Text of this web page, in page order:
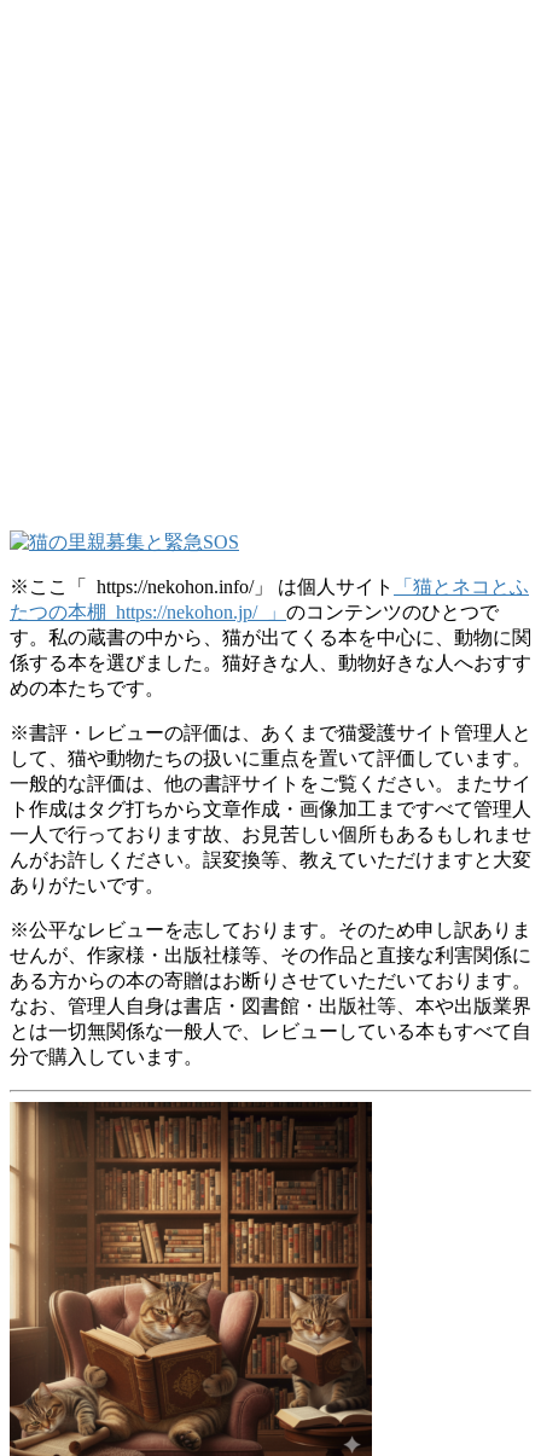
※ここ「 https://nekohon.info/」 は個人サイト
「猫とネコとふ
たつの本棚 https://nekohon.jp/ 」 のコンテンツのひとつで
す。私の蔵書の中から、猫が出てくる本を中心に、動物に関
係する本を選びました。猫好きな人、動物好きな人へおすす
めの本たちです。
※書評・レビューの評価は、あくまで猫愛護サイト管理人と
して、猫や動物たちの扱いに重点を置いて評価しています。
一般的な評価は、他の書評サイトをご覧ください。またサイ
ト作成はタグ打ちから文章作成・画像加工まですべて管理人
一人で行っております故、お見苦しい個所もあるもしれませ
んがお許しください。誤変換等、教えていただけますと大変
ありがたいです。
※公平なレビューを志しております。そのため申し訳ありま
せんが、作家様・出版社様等、その作品と直接な利害関係に
ある方からの本の寄贈はお断りさせていただいております。
なお、管理人自身は書店・図書館・出版社等、本や出版業界
とは一切無関係な一般人で、レビューしている本もすべて自
分で購入しています。